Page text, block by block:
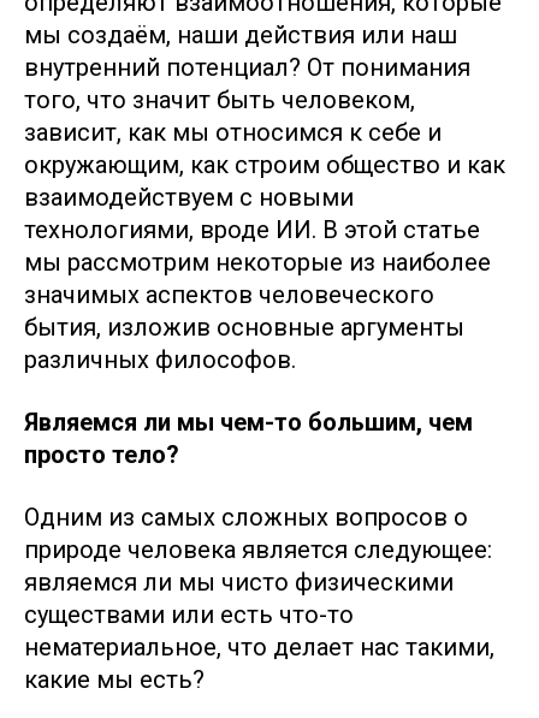
мы создаём, наши действия или наш
внутренний потенциал? От понимания
того, что значит быть человеком,
зависит, как мы относимся к себе и
окружающим, как строим общество и как
взаимодействуем с новыми
технологиями, вроде ИИ. В этой статье
мы рассмотрим некоторые из наиболее
значимых аспектов человеческого
бытия, изложив основные аргументы
различных философов.
Являемся ли мы чем-то большим, чем
просто тело?
Одним из самых сложных вопросов о
природе человека является следующее:
являемся ли мы чисто физическими
существами или есть что-то
нематериальное, что делает нас такими,
какие мы есть?